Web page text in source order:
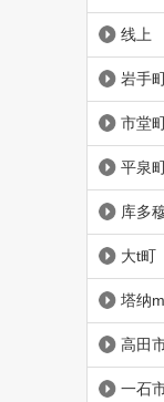
线上
岩手
市堂
平泉
库多
大t町
塔纳
高田
一石